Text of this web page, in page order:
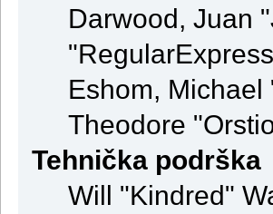
Darwood, Juan
Eshom,
Theodore
Tehnička podrška
Will "Kindred"